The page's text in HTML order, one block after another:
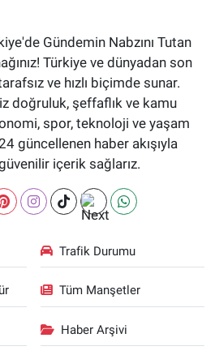
Gündemin Nabzını Tutan
Türkiye ve dünyadan son
ve hızlı biçimde sunar.
doğruluk, şeffaflık ve kamu
spor, teknoloji ve yaşam
güncellenen haber akışıyla
içerik sağlarız.
Trafik Durumu
Tüm Manşetler
Haber Arşivi